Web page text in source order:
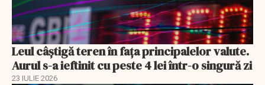
Leul câștigă teren în fața principalelor valute.
Aurul s-a ieftinit cu peste 4 lei într-o singură zi
23 IULIE 2026